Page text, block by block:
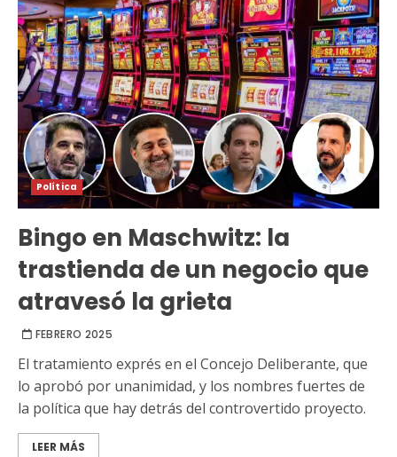
Política
Bingo en Maschwitz: la
trastienda de un negocio que
atravesó la grieta
FEBRERO 2025
El tratamiento exprés en el Concejo Deliberante, que
lo aprobó por unanimidad, y los nombres fuertes de
la política que hay detrás del controvertido proyecto.
LEER MÁS